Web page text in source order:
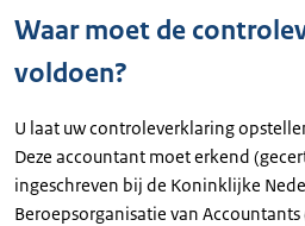
Waar moet de
voldoen?
U laat uw controleverklaring
Deze accountant moet erkend
ingeschreven bij de Koninklijke
Beroepsorganisatie van